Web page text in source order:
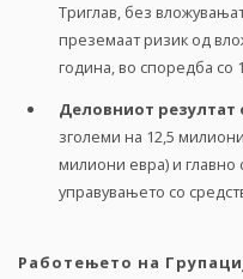
Триглав, без
преземаат ризик од
година, во споредба со
Деловниот резултат
зголеми на 12,5
милиони евра) и главно
управувањето со
Работењето на